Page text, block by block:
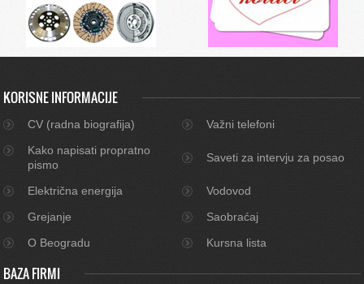
KORISNE INFORMACIJE
CV (radna biografija)
Važni telefoni
Kako napisati propratno
pismo
Saveti za intervju za posao
Električna energija
Vodovod
Grejanje
Saobraćaj
O Beogradu
Kursna lista
BAZA FIRMI